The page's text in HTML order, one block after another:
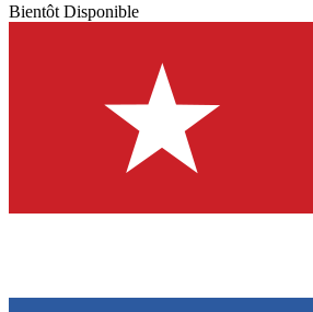
Bientôt Disponible